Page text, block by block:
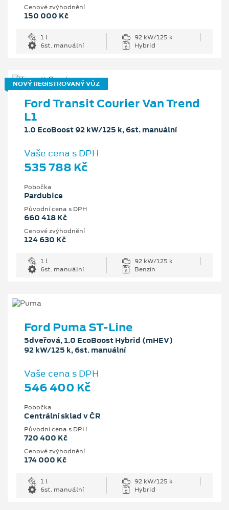
Cenové zvýhodnění
150 000 Kč
1 l
92 kW/125 k
6st. manuální
Hybrid
NOVÝ REGISTROVANÝ VŮZ
Ford Transit Courier Van Trend
L1
1.0 EcoBoost 92 kW/125 k, 6st. manuální
Vaše cena s DPH
535 788 Kč
Pobočka
Pardubice
Původní cena s DPH
660 418 Kč
Cenové zvýhodnění
124 630 Kč
1 l
92 kW/125 k
6st. manuální
Benzín
Ford Puma ST-Line
5dveřová, 1.0 EcoBoost Hybrid (mHEV)
92 kW/125 k, 6st. manuální
Vaše cena s DPH
546 400 Kč
Pobočka
Centrální sklad v ČR
Původní cena s DPH
720 400 Kč
Cenové zvýhodnění
174 000 Kč
1 l
92 kW/125 k
6st. manuální
Hybrid